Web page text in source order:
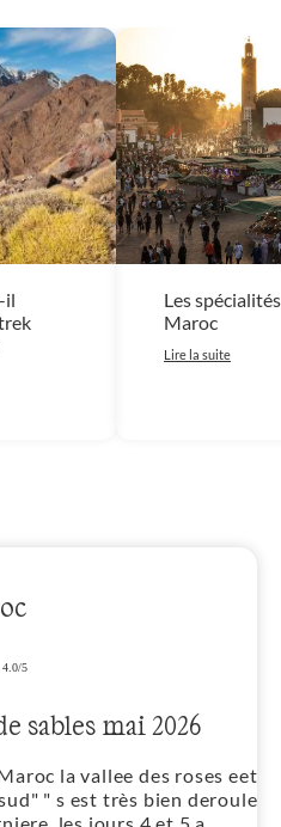
il
Les
Maroc
Lire la suite
mai 2026
des roses eet
très bien deroule